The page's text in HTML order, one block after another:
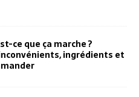
ce que ça marche ?
ingrédients et